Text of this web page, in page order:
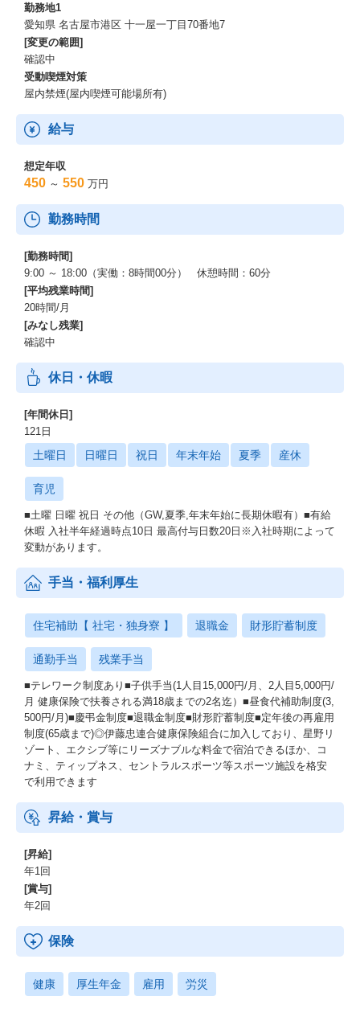
勤務地1
愛知県 名古屋市港区 十一屋一丁目70番地7
[変更の範囲]
確認中
受動喫煙対策
屋内禁煙(屋内喫煙可能場所有)
給与
想定年収
450 ～ 550 万円
勤務時間
[勤務時間]
9:00 ～ 18:00（実働：8時間00分） 休憩時間：60分
[平均残業時間]
20時間/月
[みなし残業]
確認中
休日・休暇
[年間休日]
121日
土曜日 日曜日 祝日 年末年始 夏季 産休
育児
■土曜 日曜 祝日 その他（GW,夏季,年末年始に長期休暇有）■有給
休暇 入社半年経過時点10日 最高付与日数20日※入社時期によって
変動があります。
手当・福利厚生
住宅補助【 社宅・独身寮 】 退職金 財形貯蓄制度
通勤手当 残業手当
■テレワーク制度あり■子供手当(1人目15,000円/月、2人目5,000円/
月 健康保険で扶養される満18歳までの2名迄）■昼食代補助制度(3,
500円/月)■慶弔金制度■退職金制度■財形貯蓄制度■定年後の再雇用
制度(65歳まで)◎伊藤忠連合健康保険組合に加入しており、星野リ
ゾート、エクシブ等にリーズナブルな料金で宿泊できるほか、コ
ナミ、ティップネス、セントラルスポーツ等スポーツ施設を格安
で利用できます
昇給・賞与
[昇給]
年1回
[賞与]
年2回
保険
健康 厚生年金 雇用 労災